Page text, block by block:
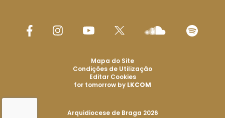
Arquidiocese de Braga 2026
Mapa do Site
Condições de Utilização
Editar Cookies
for tomorrow by LKCOM